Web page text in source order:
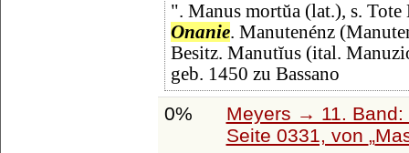
". Manus mortŭa (lat.), s.
Onanie. Manutenénz
Besitz. Manutĭus (ital.
geb. 1450 zu Bassano
0%
Meyers → 11.
Seite 0331, von